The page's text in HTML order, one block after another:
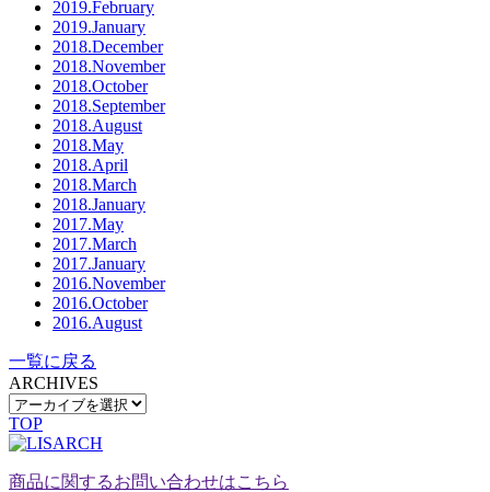
2019.February
2019.January
2018.December
2018.November
2018.October
2018.September
2018.August
2018.May
2018.April
2018.March
2018.January
2017.May
2017.March
2017.January
2016.November
2016.October
2016.August
一覧に戻る
ARCHIVES
TOP
商品に関するお問い合わせはこちら